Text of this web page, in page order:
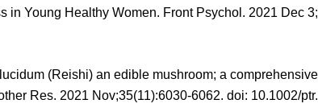
Young Healthy Women. Front Psychol. 2021 Dec
(Reishi) an edible mushroom; a
Res. 2021 Nov;35(11):6030-6062. doi: 10.1002/